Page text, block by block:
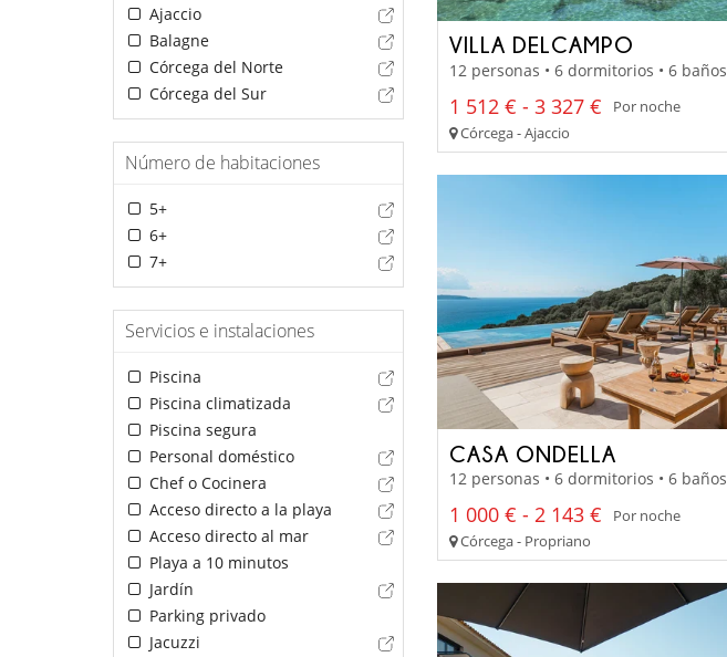
Ajaccio
Balagne
Córcega del Norte
Córcega del Sur
Número de habitaciones
5+
6+
7+
Servicios e instalaciones
Piscina
Piscina climatizada
Piscina segura
Personal doméstico
Chef o Cocinera
Acceso directo a la playa
Acceso directo al mar
Playa a 10 minutos
Jardín
Parking privado
Jacuzzi
VILLA DELCAMPO
12 personas • 6 dormitorios • 6 baños
1 512 € - 3 327 €
Por noche
Córcega - Ajaccio
CASA ONDELLA
12 personas • 6 dormitorios • 6 baños
1 000 € - 2 143 €
Por noche
Córcega - Propriano